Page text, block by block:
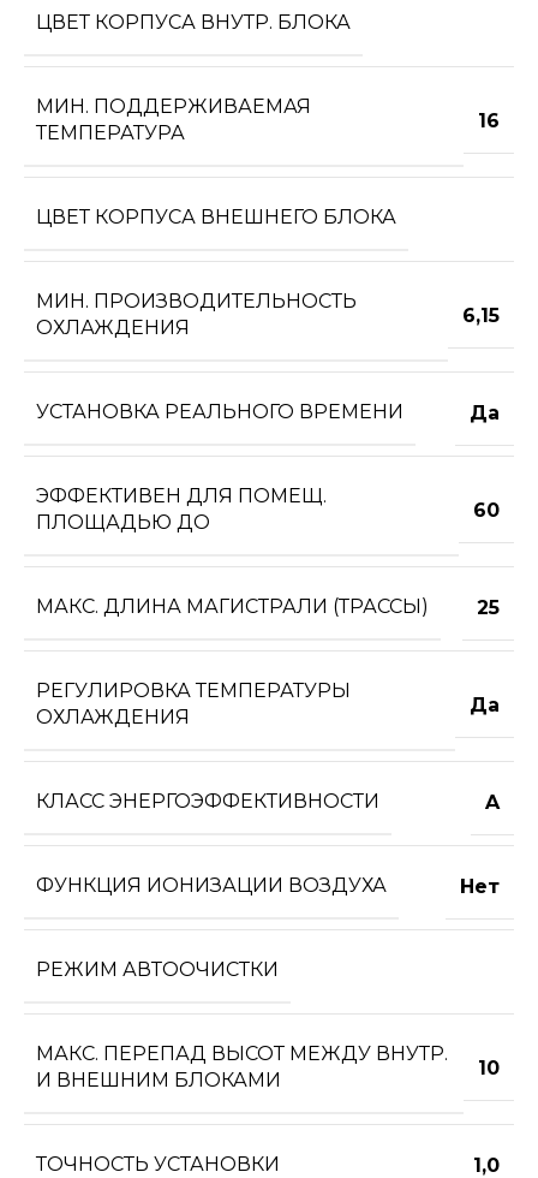
ЦВЕТ КОРПУСА ВНУТР. БЛОКА
МИН. ПОДДЕРЖИВАЕМАЯ
ТЕМПЕРАТУРА
16
ЦВЕТ КОРПУСА ВНЕШНЕГО БЛОКА
МИН. ПРОИЗВОДИТЕЛЬНОСТЬ
ОХЛАЖДЕНИЯ
6,15
УСТАНОВКА РЕАЛЬНОГО ВРЕМЕНИ Да
ЭФФЕКТИВЕН ДЛЯ ПОМЕЩ.
ПЛОЩАДЬЮ ДО
60
МАКС. ДЛИНА МАГИСТРАЛИ (ТРАССЫ) 25
РЕГУЛИРОВКА ТЕМПЕРАТУРЫ
ОХЛАЖДЕНИЯ
Да
КЛАСС ЭНЕРГОЭФФЕКТИВНОСТИ A
ФУНКЦИЯ ИОНИЗАЦИИ ВОЗДУХА Нет
РЕЖИМ АВТООЧИСТКИ
МАКС. ПЕРЕПАД ВЫСОТ МЕЖДУ ВНУТР.
И ВНЕШНИМ БЛОКАМИ
10
ТОЧНОСТЬ УСТАНОВКИ
1,0